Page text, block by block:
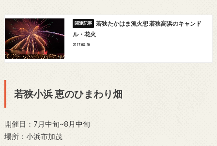
若狭たかはま漁火想 若狭高浜のキャンド
ル・花火
2017.08.20
若狭小浜 恵のひまわり畑
開催日：7月中旬~8月中旬
場所：小浜市加茂